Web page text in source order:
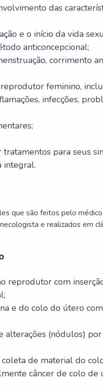
das
e o início da vida
anticoncepcional;
corrimento
feminino,
infecções,
para seus
integral.
que são feitos pelo
e realizados em
reprodutor com
e do colo do útero
alterações (nódulos)
coleta de material do
câncer de colo de